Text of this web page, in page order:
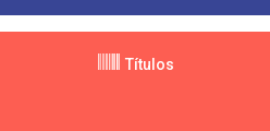
Títulos